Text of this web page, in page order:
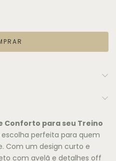
Conforto para seu Treino
escolha perfeita para quem
Com um design curto e
com avelã e detalhes off